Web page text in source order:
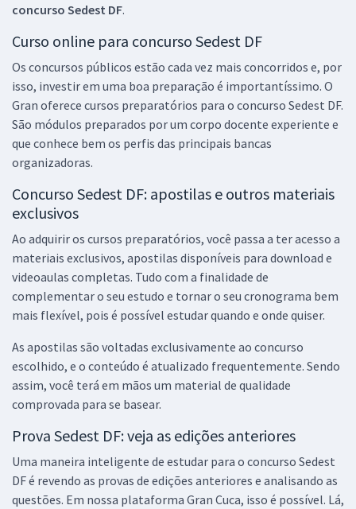
SEDES DF - Secretaria de Desenvolvimento Social do Distrito Federal
(Cargo 409) - Pós-Edital
R$ 479,20
à vista
ou 12x de
39,93
Economize R$ 119,80 (-20%)
SEDES DF - Secretaria de Desenvolvimento Social do Distrito Federal
- Conhecimentos Específicos para Técnico em Desenvolvimento e
Assistência Social (TDAS) - Especialidade: Técnico Administrativo
(Cargo 202) - (Pós-edital)
R$ 317,44à vista
Economize R$ 79,36 (-20%)
- Conhecimentos Gerais e Específicos Comuns aos Cargos de
Técnico em Desenvolvimento e Assistência Social (Pós-edital)
concurso Sedest DF.
Curso online para concurso Sedest DF
Os concursos públicos estão cada vez mais concorridos e, por
isso, investir em uma boa preparação é importantíssimo. O
Gran oferece cursos preparatórios para o concurso Sedest DF.
São módulos preparados por um corpo docente experiente e
que conhece bem os perfis das principais bancas
organizadoras.
Concurso Sedest DF: apostilas e outros materiais
exclusivos
Ao adquirir os cursos preparatórios, você passa a ter acesso a
materiais exclusivos, apostilas disponíveis para download e
videoaulas completas. Tudo com a finalidade de
complementar o seu estudo e tornar o seu cronograma bem
mais flexível, pois é possível estudar quando e onde quiser.
As apostilas são voltadas exclusivamente ao concurso
escolhido, e o conteúdo é atualizado frequentemente. Sendo
assim, você terá em mãos um material de qualidade
comprovada para se basear.
Prova Sedest DF: veja as edições anteriores
Uma maneira inteligente de estudar para o concurso Sedest
DF é revendo as provas de edições anteriores e analisando as
questões. Em nossa plataforma Gran Cuca, isso é possível. Lá,